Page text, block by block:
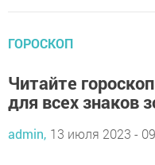
ГОРОСКОП
Читайте
для всех знаков
admin, 13 июля 2023 -